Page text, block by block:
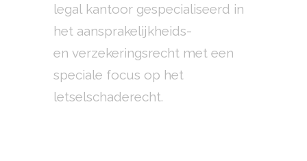
legal kantoor gespecialiseerd in
het aansprakelijkheids-
en verzekeringsrecht met een
speciale focus op het
letselschaderecht.